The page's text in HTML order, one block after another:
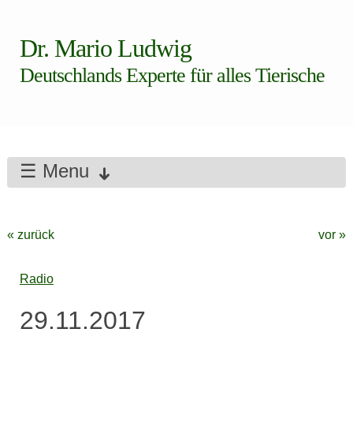
Dr. Mario Ludwig
Deutschlands Experte für alles Tierische
☰ Menu
« zurück vor »
Radio
29.11.2017